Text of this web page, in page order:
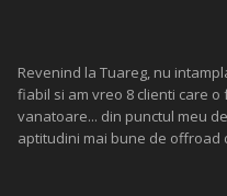
Revenind la Tuareg, nu
fiabil si am vreo 8 clienti care
vanatoare... din punctul meu
aptitudini mai bune de offroad